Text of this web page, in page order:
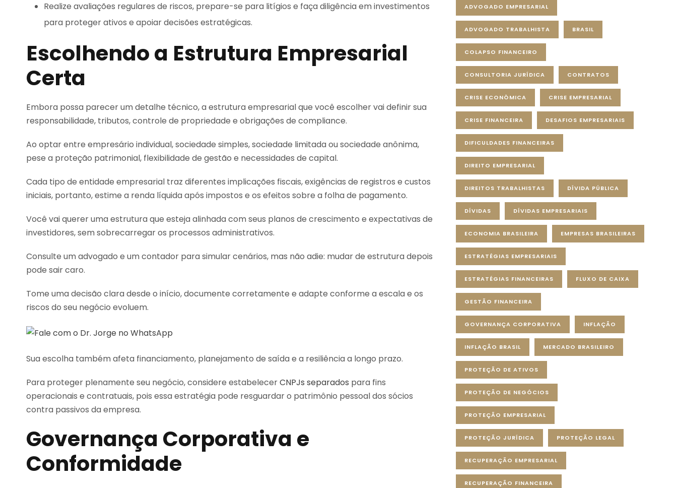
Realize avaliações regulares de riscos, prepare-se para litígios e faça diligência em investimentos
para proteger ativos e apoiar decisões estratégicas.
Escolhendo a Estrutura Empresarial
Certa
Embora possa parecer um detalhe técnico, a estrutura empresarial que você escolher vai definir sua
responsabilidade, tributos, controle de propriedade e obrigações de compliance.
Ao optar entre empresário individual, sociedade simples, sociedade limitada ou sociedade anônima,
pese a proteção patrimonial, flexibilidade de gestão e necessidades de capital.
Cada tipo de entidade empresarial traz diferentes implicações fiscais, exigências de registros e custos
iniciais, portanto, estime a renda líquida após impostos e os efeitos sobre a folha de pagamento.
Você vai querer uma estrutura que esteja alinhada com seus planos de crescimento e expectativas de
investidores, sem sobrecarregar os processos administrativos.
Consulte um advogado e um contador para simular cenários, mas não adie: mudar de estrutura depois
pode sair caro.
Tome uma decisão clara desde o início, documente corretamente e adapte conforme a escala e os
riscos do seu negócio evoluem.
Sua escolha também afeta financiamento, planejamento de saída e a resiliência a longo prazo.
Para proteger plenamente seu negócio, considere estabelecerCNPJs separados para fins
operacionais e contratuais, pois essa estratégia pode resguardar o patrimônio pessoal dos sócios
contra passivos da empresa.
Governança Corporativa e
Conformidade
ADVOGADO EMPRESARIAL
ADVOGADO TRABALHISTA BRASIL
COLAPSO FINANCEIRO
CONSULTORIA JURÍDICA CONTRATOS
CRISE ECONÔMICA CRISE EMPRESARIAL
CRISE FINANCEIRA DESAFIOS EMPRESARIAIS
DIFICULDADES FINANCEIRAS
DIREITO EMPRESARIAL
DIREITOS TRABALHISTAS DÍVIDA PÚBLICA
DÍVIDAS DÍVIDAS EMPRESARIAIS
ECONOMIA BRASILEIRA EMPRESAS BRASILEIRAS
ESTRATÉGIAS EMPRESARIAIS
ESTRATÉGIAS FINANCEIRAS FLUXO DE CAIXA
GESTÃO FINANCEIRA
GOVERNANÇA CORPORATIVA INFLAÇÃO
INFLAÇÃO BRASIL MERCADO BRASILEIRO
PROTEÇÃO DE ATIVOS
PROTEÇÃO DE NEGÓCIOS
PROTEÇÃO EMPRESARIAL
PROTEÇÃO JURÍDICA PROTEÇÃO LEGAL
RECUPERAÇÃO EMPRESARIAL
RECUPERAÇÃO FINANCEIRA